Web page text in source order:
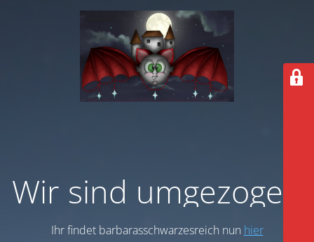
Wir sind umgezogen
Ihr findet barbarasschwarzesreich nun hier